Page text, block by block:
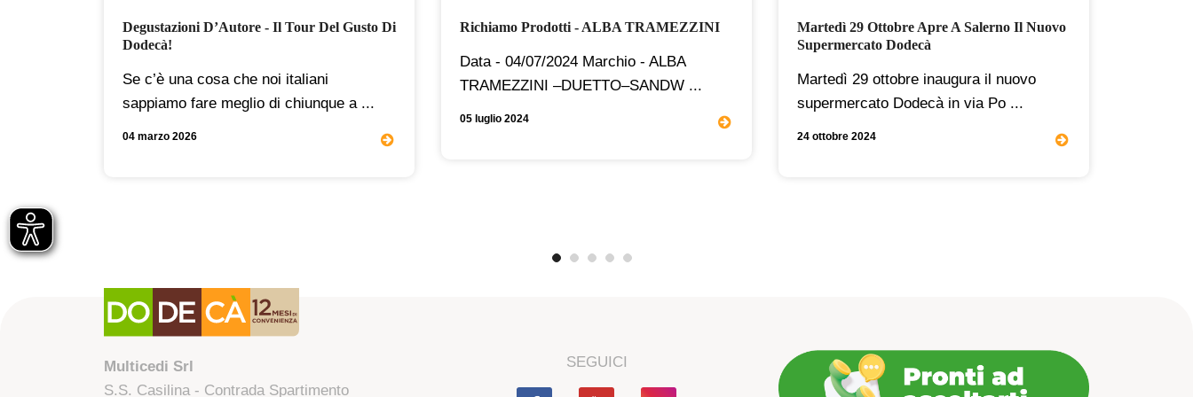
Degustazioni D’Autore - Il Tour Del Gusto Di
Dodecà!
Se c’è una cosa che noi italiani
sappiamo fare meglio di chiunque a ...
04 marzo 2026
Richiamo Prodotti - ALBA TRAMEZZINI
Data - 04/07/2024 Marchio - ALBA
TRAMEZZINI –DUETTO–SANDW ...
05 luglio 2024
Martedì 29 Ottobre Apre A Salerno Il Nuovo
Supermercato Dodecà
Martedì 29 ottobre inaugura il nuovo
supermercato Dodecà in via Po ...
24 ottobre 2024
Multicedi Srl
S.S. Casilina - Contrada Spartimento
SEGUICI